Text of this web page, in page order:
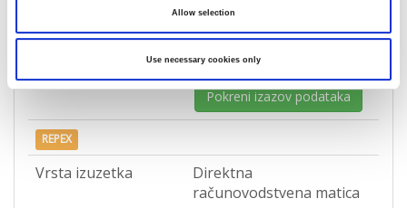
Allow selection
Use necessary cookies only
Direktna matica društva
Pokreni izazov podataka
REPEX
Vrsta izuzetka
Direktna
računovodstvena matica